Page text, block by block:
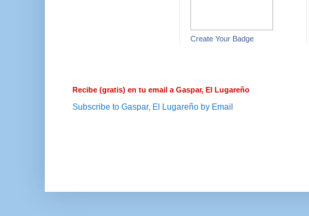
Create Your Badge
Recibe (gratis) en tu email a Gaspar, El Lugareño
Subscribe to Gaspar, El Lugareño by Email